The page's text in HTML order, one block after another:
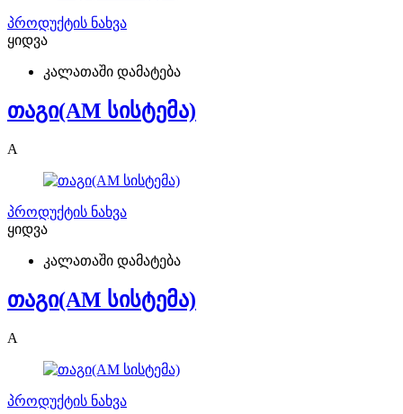
პროდუქტის ნახვა
ყიდვა
კალათაში დამატება
თაგი(AM სისტემა)
A
პროდუქტის ნახვა
ყიდვა
კალათაში დამატება
თაგი(AM სისტემა)
A
პროდუქტის ნახვა